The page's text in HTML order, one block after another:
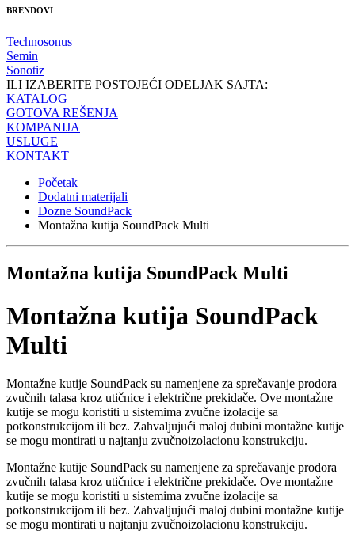
BRENDOVI
Technosonus
Semin
Sonotiz
ILI IZABERITE POSTOJEĆI ODELJAK SAJTA:
KATALOG
GOTOVA REŠENJA
KOMPANIJA
USLUGE
KONTAKT
Početak
Dodatni materijali
Dozne SoundPack
Montažna kutija SoundPack Multi
Montažna kutija SoundPack Multi
Montažna kutija SoundPack
Multi
Montažne kutije SoundPack su namenjene za sprečavanje prodora
zvučnih talasa kroz utičnice i električne prekidače. Ove montažne
kutije se mogu koristiti u sistemima zvučne izolacije sa
potkonstrukcijom ili bez. Zahvaljujući maloj dubini montažne kutije
se mogu montirati u najtanju zvučnoizolacionu konstrukciju.
Montažne kutije SoundPack su namenjene za sprečavanje prodora
zvučnih talasa kroz utičnice i električne prekidače. Ove montažne
kutije se mogu koristiti u sistemima zvučne izolacije sa
potkonstrukcijom ili bez. Zahvaljujući maloj dubini montažne kutije
se mogu montirati u najtanju zvučnoizolacionu konstrukciju.